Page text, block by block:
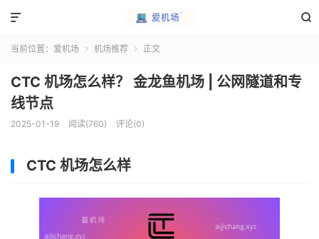


当前位置： 爱机场  机场推荐  正文
CTC 机场怎么样？ 金龙鱼机场 | 公网隧道和专
线节点
2025-01-19 阅读(760) 评论(0)
CTC 机场怎么样